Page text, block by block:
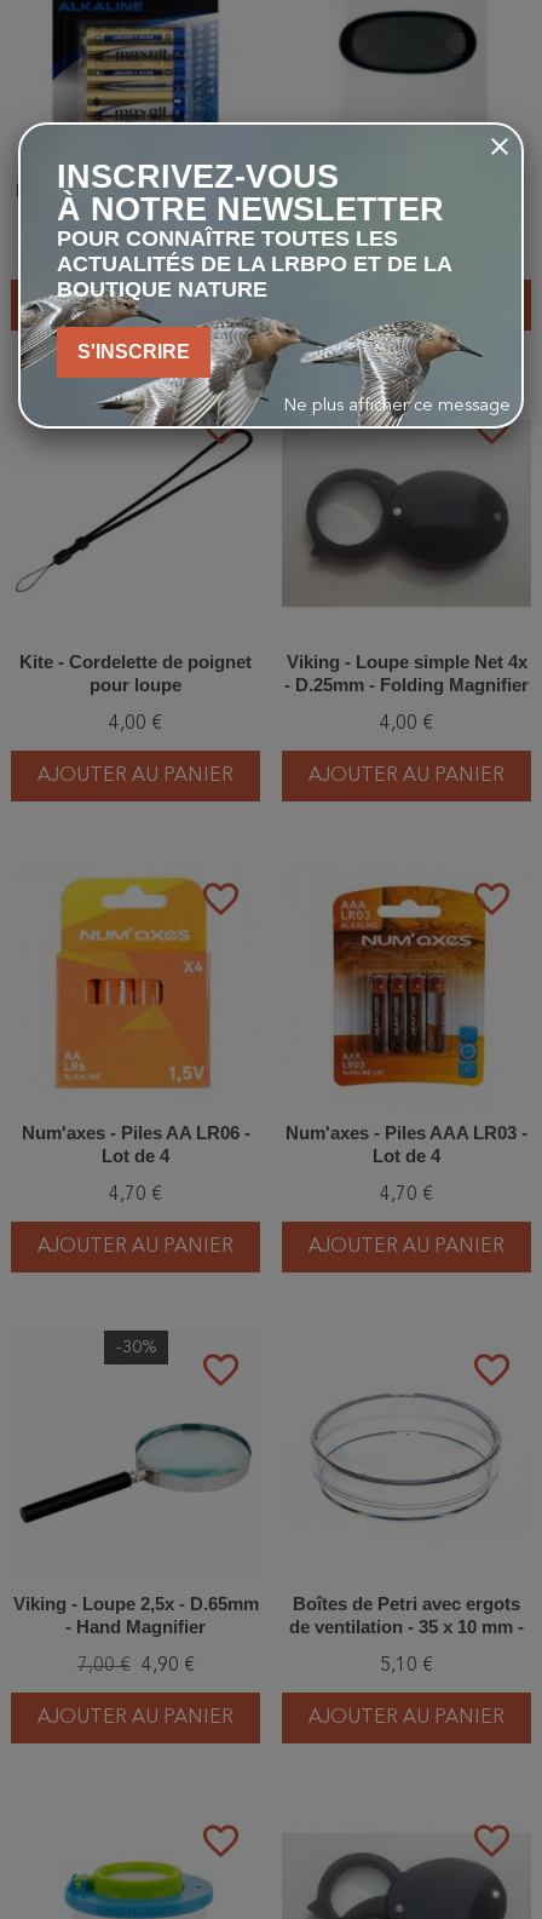
Blister de 4 piles Maxell AA -
Alcaline - 1,5 V
3,50 €
AJOUTER AU PANIER
Kite - Cache objectifs pour
jumelles APC stabilisées 42
4,00 €
favorite_border
Kite - Cordelette de poignet
pour loupe
4,00 €
AJOUTER AU PANIER
favorite_border
Viking - Loupe simple Net 4x
- D.25mm - Folding Magnifier
4,00 €
AJOUTER AU PANIER
favorite_border
Num'axes - Piles AA LR06 -
Lot de 4
4,70 €
AJOUTER AU PANIER
favorite_border
Num'axes - Piles AAA LR03 -
Lot de 4
4,70 €
AJOUTER AU PANIER
favorite_border
-30%
Viking - Loupe 2,5x - D.65mm
- Hand Magnifier
7,00 € 4,90 €
AJOUTER AU PANIER
favorite_border
Boîtes de Petri avec ergots
de ventilation - 35 x 10 mm -
5,10 €
AJOUTER AU PANIER
favorite_border favorite_border
INSCRIVEZ-VOUS
À NOTRE NEWSLETTER
POUR CONNAÎTRE TOUTES LES
ACTUALITÉS DE LA LRBPO ET DE LA
BOUTIQUE NATURE
S'INSCRIRE
Ne plus afficher ce message